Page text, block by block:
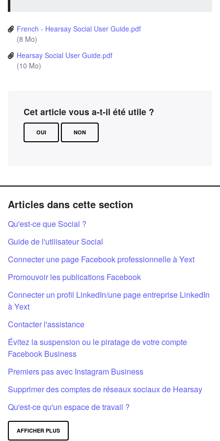
French - Hearsay Social User Guide.pdf
(8 Mo)
Hearsay Social User Guide.pdf
(10 Mo)
Cet article vous a-t-il été utile ?
OUI NON
Articles dans cette section
Qu'est-ce que Social ?
Guide de l'utilisateur Social
Connecter une page Facebook professionnelle à Yext
Promouvoir les publications Facebook
Connecter un profil LinkedIn/une page entreprise LinkedIn
à Yext
Contacter l'assistance
Évitez la suspension ou le piratage de votre compte
Facebook Business
Premiers pas avec Instagram Business
Supprimer des comptes de réseaux sociaux de Hearsay
Qu'est-ce qu'un espace de travail ?
AFFICHER PLUS